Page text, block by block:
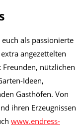
als passionierte
angezettelten
Freunden, nützlichen
Ideen,
Gasthöfen. Von
ihren Erzeugnissen
www.endress-